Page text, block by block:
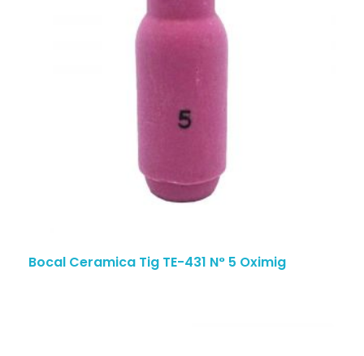
Bocal Ceramica Tig TE-431 N° 5 Oximig